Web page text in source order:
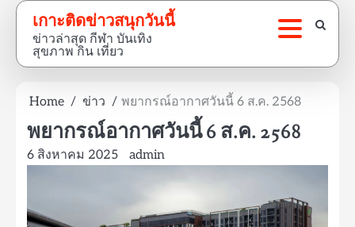
Skip
content
เกาะติดข่าวสนุกวันนี้
ข่าวล่าสุด กีฬา บันเทิง
สุขภาพ กิน เที่ยว
Home ข่าว พยากรณ์อากาศวันนี้ 6 ส.ค. 2568
พยากรณ์อากาศวันนี้ 6 ส.ค. 2568
6 สิงหาคม 2025 admin